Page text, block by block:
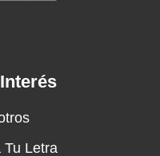
Tu Letra